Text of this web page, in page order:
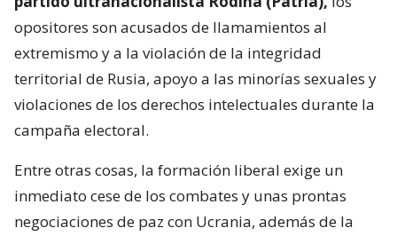
opositores son acusados de llamamientos al
extremismo y a la violación de la integridad
territorial de Rusia, apoyo a las minorías sexuales y
violaciones de los derechos intelectuales durante la
campaña electoral.
Entre otras cosas, la formación liberal exige un
inmediato cese de los combates y unas prontas
negociaciones de paz con Ucrania, además de la